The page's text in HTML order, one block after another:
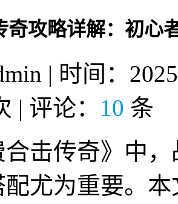
奇攻略详解：初心
| 时间：
| 评论： 10 条
击传奇》中
配尤为重要。